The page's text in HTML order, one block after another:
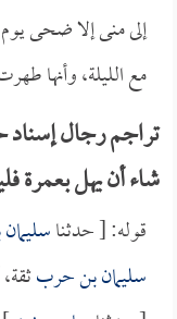
إلى منى إلا ضحى يوم
مع الليلة، وأنها
تراجم رجال
شاء أن يهل بعمرة
قوله: [ حدثنا
سليمان بن حرب